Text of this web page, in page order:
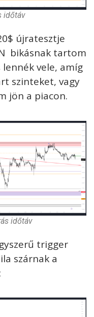
időtáv
újratesztje
bikásnak tartom
vele, amíg
szinteket, vagy
jön a piacon.
időtáv
trigger
szárnak a